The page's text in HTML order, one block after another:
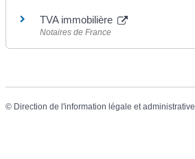
TVA immobilière
Notaires de France
© Direction de l'information légale et administrative